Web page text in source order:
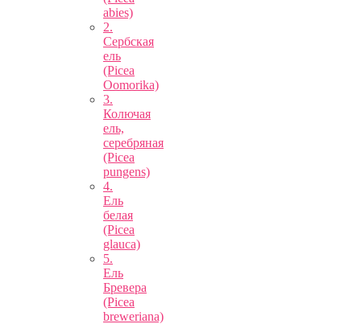
abies)
2.
Сербская
ель
(Picea
Oomorika)
3.
Колючая
ель,
серебряная
(Picea
pungens)
4.
Ель
белая
(Picea
glauca)
5.
Ель
Бревера
(Picea
breweriana)